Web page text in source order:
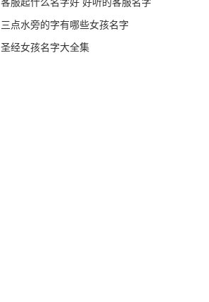
三点水旁的字有哪些女孩名字
圣经女孩名字大全集